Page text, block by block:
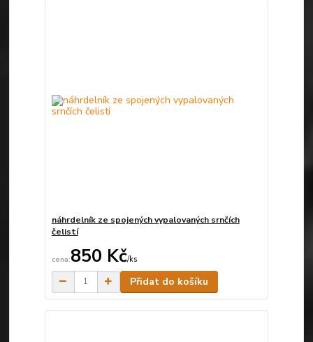
náhrdelník ze spojených vypalovaných srnčích
čelistí
850 Kč/ks
Přidat do košíku